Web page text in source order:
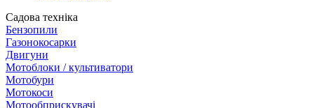
Садова техніка
Бензопили
Газонокосарки
Двигуни
Мотоблоки / культиватори
Мотобури
Мотокоси
Мотообприскувачі